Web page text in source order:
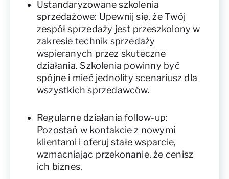
Ustandaryzowane szkolenia
sprzedażowe: Upewnij się, że Twój
zespół sprzedaży jest przeszkolony w
zakresie technik sprzedaży
wspieranych przez skuteczne
działania. Szkolenia powinny być
spójne i mieć jednolity scenariusz dla
wszystkich sprzedawców.
Regularne działania follow-up:
Pozostań w kontakcie z nowymi
klientami i oferuj stałe wsparcie,
wzmacniając przekonanie, że cenisz
ich biznes.